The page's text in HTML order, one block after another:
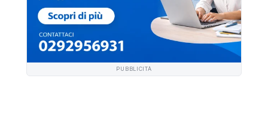
PUBBLICITÀ